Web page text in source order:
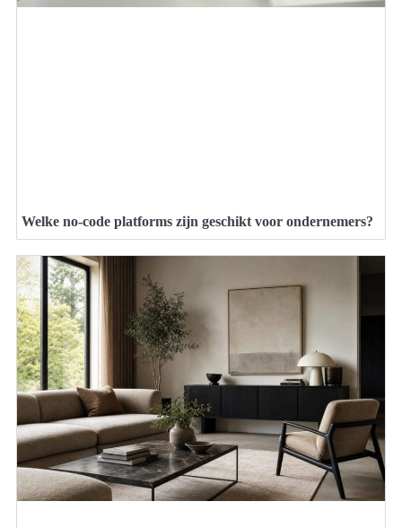
Welke no-code platforms zijn geschikt voor ondernemers?